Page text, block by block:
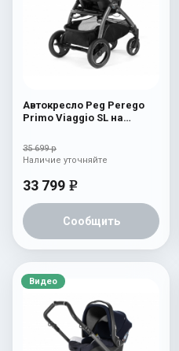
Автокресло Peg Perego
Primo Viaggio SL на
White/Black) Bloom Pink
35 699 р
33 799 e
Сообщить
Наличие уточняйте
Видео